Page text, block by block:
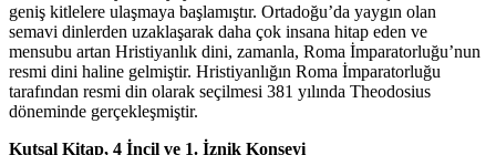
geniş kitlelere ulaşmaya başlamıştır. Ortadoğu’da yaygın olan
semavi dinlerden uzaklaşarak daha çok insana hitap eden ve
mensubu artan Hristiyanlık dini, zamanla, Roma İmparatorluğu’nun
resmi dini haline gelmiştir. Hristiyanlığın Roma İmparatorluğu
tarafından resmi din olarak seçilmesi 381 yılında Theodosius
döneminde gerçekleşmiştir.
Kutsal Kitap, 4 İncil ve 1. İznik Konseyi